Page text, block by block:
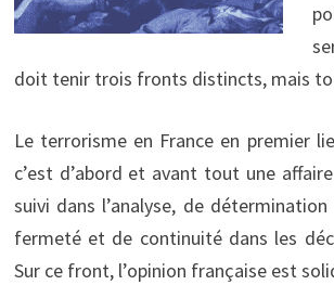
doit tenir trois fronts distincts, mais
Le terrorisme en France en premier
c’est d’abord et avant tout une
suivi dans l’analyse, de
fermeté et de continuité dans les
Sur ce front, l’opinion française est